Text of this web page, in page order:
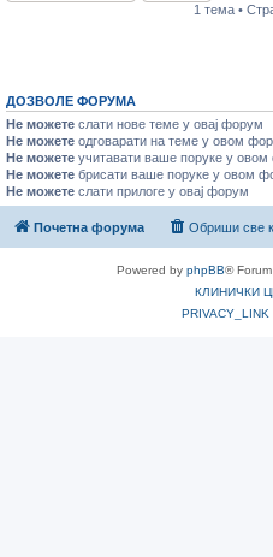
1 тема •
ДОЗВОЛЕ ФОРУМА
Не можете слати нове теме у овај форум
Не можете одговарати на теме у овом
Не можете учитавати ваше поруке у
Не можете брисати ваше поруке у овом
Не можете слати прилоге у овај форум
Почетна форума Обриши све
Powered by phpBB®
КЛИНИЧКИ
PRIVACY_LINK